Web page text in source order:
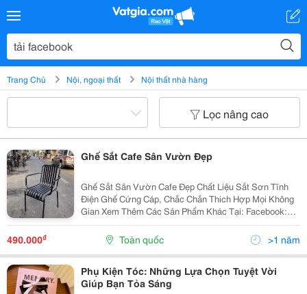
Trang Chủ Nội, ngoại thất Nội thất nhà hàng
Lọc nâng cao
Ghế Sắt Cafe Sân Vườn Đẹp
Ghế Sắt Sân Vườn Cafe Đẹp Chất Liệu Sắt Sơn Tĩnh
Điện Ghế Cứng Cáp, Chắc Chắn Thich Hợp Mọi Không
Gian Xem Thêm Các Sản Phẩm Khác Tại: Facebook:
Https://Www.facebook.com/Noithatcafevietnam
Website: Http://Noithatcafevietnam.com/Trang-
Chu.html
490.000₫ Toàn quốc >1 năm
Phụ Kiện Tóc: Những Lựa Chọn Tuyệt Vời
Giúp Bạn Tỏa Sáng